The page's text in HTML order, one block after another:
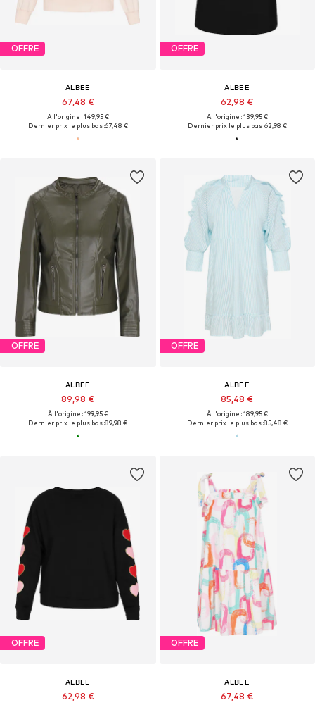
OFFRE
ALBEE
67,48 €
À l'origine : 149,95 €
Dernier prix le plus bas :67,48 €
OFFRE
ALBEE
62,98 €
À l'origine : 139,95 €
Dernier prix le plus bas :62,98 €
OFFRE
ALBEE
89,98 €
À l'origine : 199,95 €
Dernier prix le plus bas :89,98 €
OFFRE
ALBEE
85,48 €
À l'origine : 189,95 €
Dernier prix le plus bas :85,48 €
OFFRE
ALBEE
62,98 €
OFFRE
ALBEE
67,48 €